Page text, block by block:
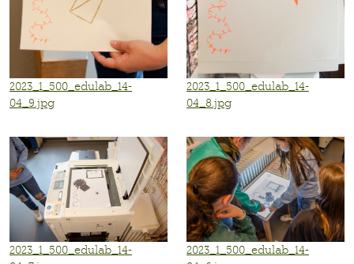
2023_1_500_edulab_14-
04_9.jpg
2023_1_500_edulab_14-
04_8.jpg
2023_1_500_edulab_14-
2023_1_500_edulab_14-